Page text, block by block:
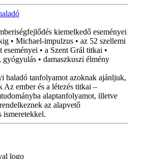
kiemelkedő eseményei
• Michael-impulzus • az 52 szellemi
eseményei • a Szent Grál titkai •
gyógyulás • damaszkuszi élmény
haladó tanfolyamot azoknak ajánljuk,
Az ember és a létezés titkai –
alaptanfolyamot, illetve
az alapvető
ismeretekkel.